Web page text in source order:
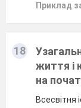
Приклад
18
життя і
на
Всесвітня